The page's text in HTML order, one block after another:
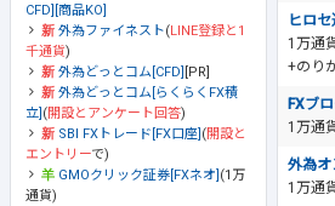
CFD][商品KO]
外為ファイネスト(LINE登録と1
千通貨)
外為どっとコム[CFD]
[PR]
外為どっとコム[らくらくFX積
立] (開設とアンケート回答)
SBI FXトレード[FX口座] (開設と
エントリーで)
GMOクリック証券[FXネオ] (1万
通貨)
ヒロ
1万通
+のり
FXブ
1万通
外為オ
1万通